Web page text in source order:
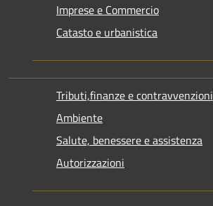
Imprese e Commercio
Catasto e urbanistica
Tributi,finanze e contravvenzioni
Ambiente
Salute, benessere e assistenza
Autorizzazioni